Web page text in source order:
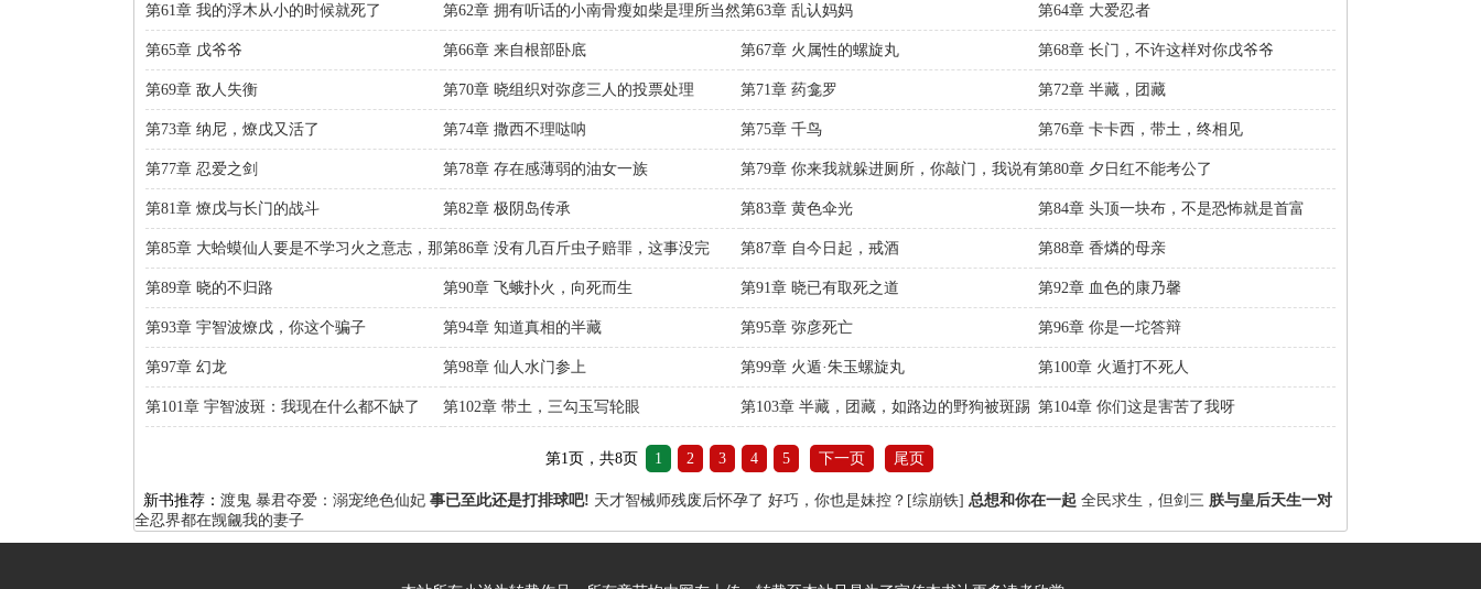
出山
第61章 我的浮木从小的时候就死了 第62章 拥有听话的小南骨瘦如柴是理所当然
的
第63章 乱认妈妈 第64章 大爱忍者
第65章 戊爷爷 第66章 来自根部卧底 第67章 火属性的螺旋丸 第68章 长门，不许这样对你戊爷爷
第69章 敌人失衡 第70章 晓组织对弥彦三人的投票处理 第71章 药龛罗 第72章 半藏，团藏
第73章 纳尼，燎戊又活了 第74章 撒西不理哒呐 第75章 千鸟 第76章 卡卡西，带土，终相见
第77章 忍爱之剑 第78章 存在感薄弱的油女一族 第79章 你来我就躲进厕所，你敲门，我说有
人，你怎么办？
第80章 夕日红不能考公了
第81章 燎戊与长门的战斗 第82章 极阴岛传承 第83章 黄色伞光 第84章 头顶一块布，不是恐怖就是首富
第85章 大蛤蟆仙人要是不学习火之意志，那
它的预言就是妖言惑众
第86章 没有几百斤虫子赔罪，这事没完 第87章 自今日起，戒酒 第88章 香燐的母亲
第89章 晓的不归路 第90章 飞蛾扑火，向死而生 第91章 晓已有取死之道 第92章 血色的康乃馨
第93章 宇智波燎戊，你这个骗子 第94章 知道真相的半藏 第95章 弥彦死亡 第96章 你是一坨答辩
第97章 幻龙 第98章 仙人水门参上 第99章 火遁·朱玉螺旋丸 第100章 火遁打不死人
第101章 宇智波斑：我现在什么都不缺了 第102章 带土，三勾玉写轮眼 第103章 半藏，团藏，如路边的野狗被斑踢
死
第104章 你们这是害苦了我呀
第1页，共8页 1 2 3 4 5 下一页 尾页
新书推荐： 渡鬼 暴君夺爱：溺宠绝色仙妃 事已至此还是打排球吧! 天才智械师残废后怀孕了 好巧，你也是妹控？[综崩铁] 总想和你在一起 全民求生，但剑三 朕与皇后天生一对
全忍界都在觊觎我的妻子